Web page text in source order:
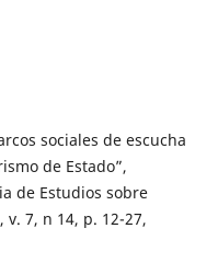
sociales de escucha
de Estado”,
de Estudios sobre
7, n 14, p. 12-27,